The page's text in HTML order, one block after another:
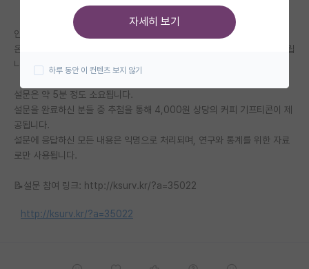
미국 대학원 합격 후기 게시판
대학원 합격 후기 게시판
연구실(PI) 홍보 게시판
석박사 채용 정보 게시판
임용 정보 게시판
학부 인턴 게시판
취업 게시판
안녕하세요.
온라인 쇼핑 이용자를 대상으로 설문조사를 진행 중이니 많은 참여 부탁드립
니다.
설문은 약 5분 정도 소요됩니다.
설문을 완료하신 분들 중 추첨을 통해 4,000원 상당의 커피 기프티콘이 제
공됩니다.
설문에 응답하신 모든 내용은 익명으로 처리되며, 연구와 통계를 위한 자료
로만 사용됩니다.
📝설문 참여 링크: http://ksurv.kr/?a=35022
http://ksurv.kr/?a=35022
자세히 보기
하루 동안 이 컨텐츠 보지 않기